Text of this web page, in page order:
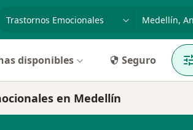
p. ej. Bogotá
disponibles Seguro
en Medellín